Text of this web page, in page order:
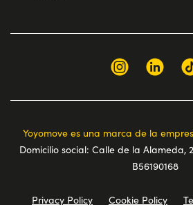
Yoyomove es una marca de la
Domicilio social: Calle de la Alameda,
B56190168
Privacy Policy Cookie Policy